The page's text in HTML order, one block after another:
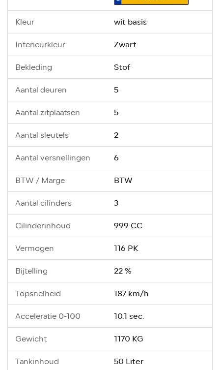
Kleur wit basis
Interieurkleur Zwart
Bekleding Stof
Aantal deuren 5
Aantal zitplaatsen 5
Aantal sleutels 2
Aantal versnellingen 6
BTW / Marge BTW
Aantal cilinders 3
Cilinderinhoud 999 CC
Vermogen 116 PK
Bijtelling 22 %
Topsnelheid 187 km/h
Acceleratie 0-100 10.1 sec.
Gewicht 1170 KG
Tankinhoud 50 Liter